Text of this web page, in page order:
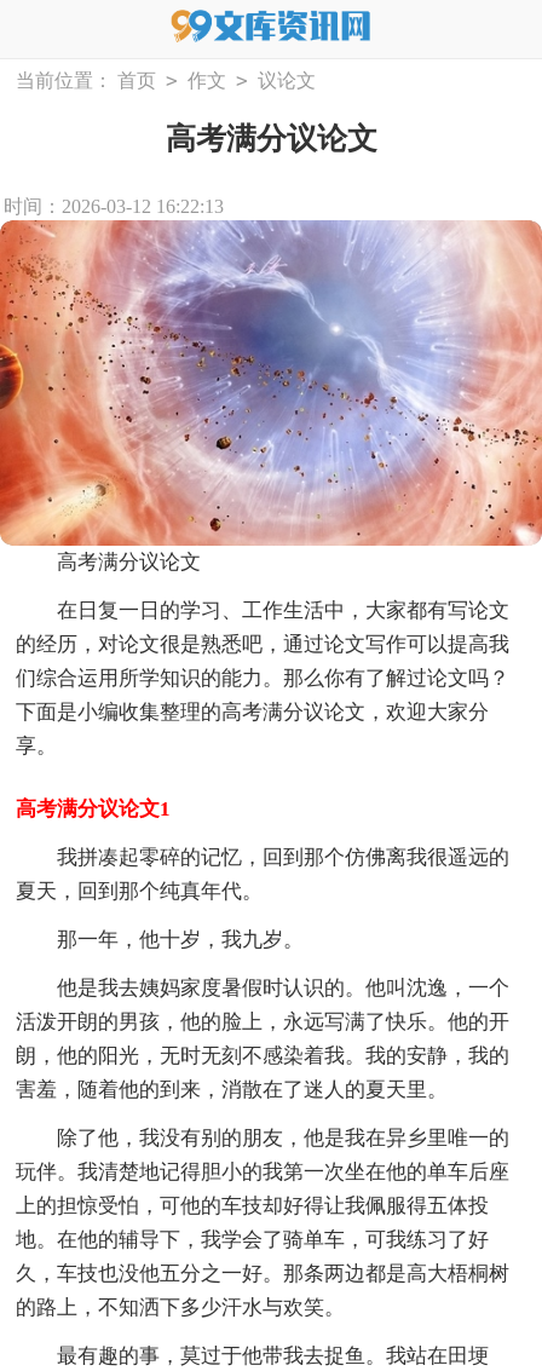
当前位置： 首页 > 作文 > 议论文
高考满分议论文
时间：2026-03-12 16:22:13
高考满分议论文
在日复一日的学习、工作生活中，大家都有写论文
的经历，对论文很是熟悉吧，通过论文写作可以提高我
们综合运用所学知识的能力。那么你有了解过论文吗？
下面是小编收集整理的高考满分议论文，欢迎大家分
享。
高考满分议论文1
我拼凑起零碎的记忆，回到那个仿佛离我很遥远的
夏天，回到那个纯真年代。
那一年，他十岁，我九岁。
他是我去姨妈家度暑假时认识的。他叫沈逸，一个
活泼开朗的男孩，他的脸上，永远写满了快乐。他的开
朗，他的阳光，无时无刻不感染着我。我的安静，我的
害羞，随着他的到来，消散在了迷人的夏天里。
除了他，我没有别的朋友，他是我在异乡里唯一的
玩伴。我清楚地记得胆小的我第一次坐在他的单车后座
上的担惊受怕，可他的车技却好得让我佩服得五体投
地。在他的辅导下，我学会了骑单车，可我练习了好
久，车技也没他五分之一好。那条两边都是高大梧桐树
的路上，不知洒下多少汗水与欢笑。
最有趣的事，莫过于他带我去捉鱼。我站在田埂